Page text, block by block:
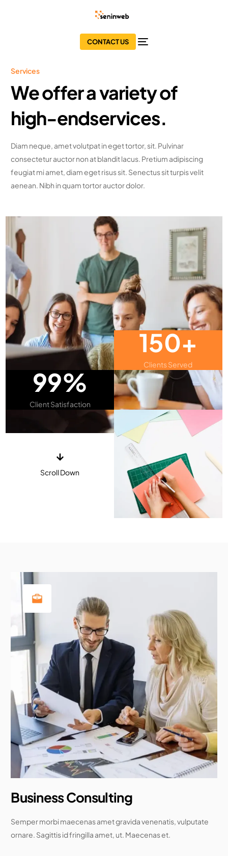
CONTACT US
Services
We offer a variety of
high-endservices.
Diam neque, amet volutpat in eget tortor, sit. Pulvinar
consectetur auctor non at blandit lacus. Pretium adipiscing
feugiat mi amet, diam eget risus sit. Senectus sit turpis velit
aenean. Nibh in quam tortor auctor dolor.
Scroll Down
150+
Clients Served
99%
Client Satisfaction
Business Consulting
Semper morbi maecenas amet gravida venenatis, vulputate
ornare. Sagittis id fringilla amet, ut. Maecenas et.